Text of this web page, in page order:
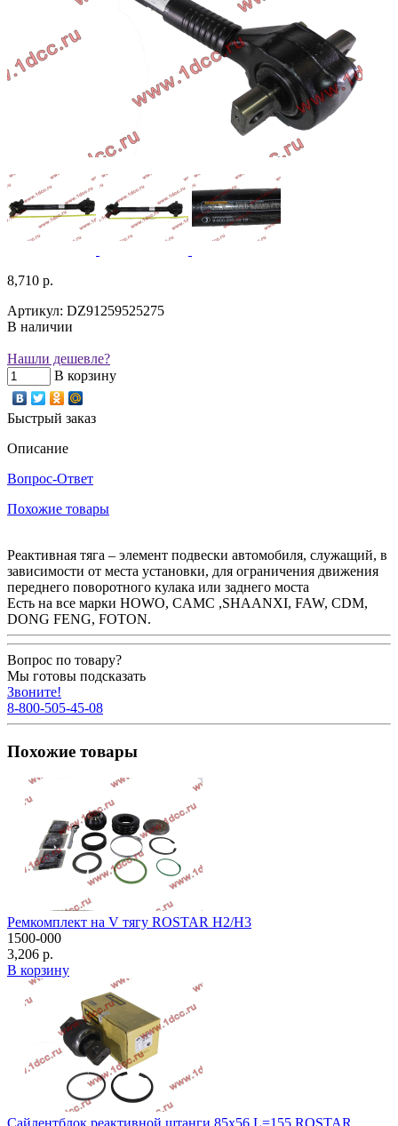
8,710 р.
Артикул: DZ91259525275
В наличии
Нашли дешевле?
В корзину
Быстрый заказ
Описание
Вопрос-Ответ
Похожие товары
Реактивная тяга – элемент подвески автомобиля, служащий, в
зависимости от места установки, для ограничения движения
переднего поворотного кулака или заднего моста
Есть на все марки HOWO, CAMC ,SHAANXI, FAW, CDM,
DONG FENG, FOTON.
Вопрос по товару?
Мы готовы подсказать
Звоните!
8-800-505-45-08
Похожие товары
Ремкомплект на V тягу ROSTAR H2/H3
1500-000
3,206 р.
В корзину